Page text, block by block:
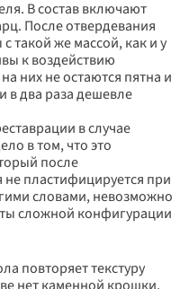
В состав включают
После отвердевания
такой же массой, как и у
к воздействию
них не остаются пятна и
в два раза дешевле
в случае
в том, что это
после
пластифицируется при
словами, невозможно
сложной конфигурации
повторяет текстуру